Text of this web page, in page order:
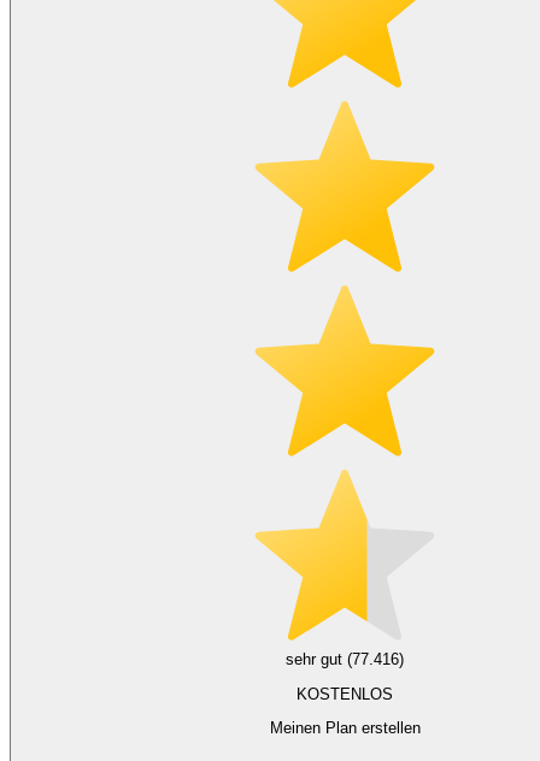
sehr gut (77.416)
KOSTENLOS
Meinen Plan erstellen